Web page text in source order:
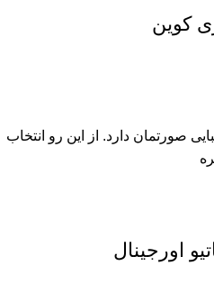
كوين
صورتمان دارد. از این رو انتخاب
اورجینال